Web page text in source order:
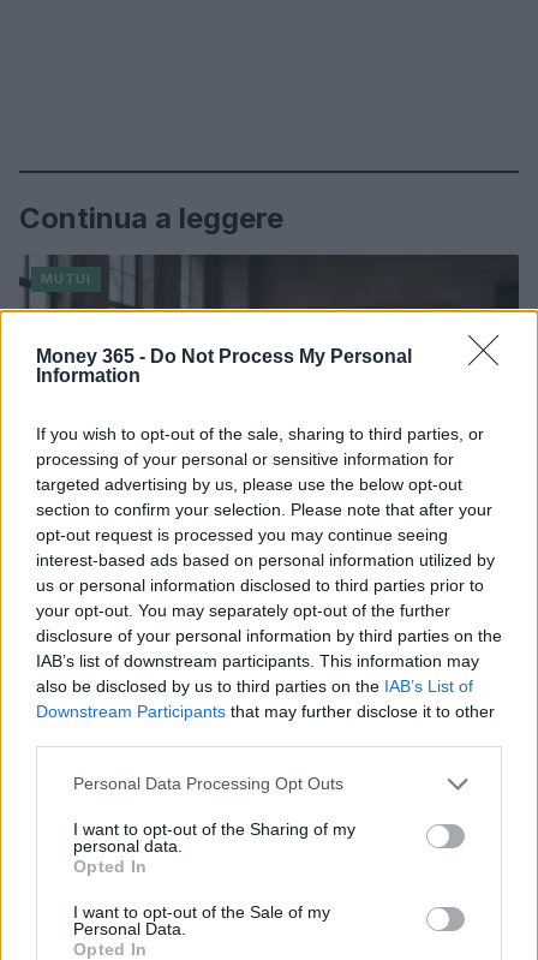
Money 365 - Do Not Process My Personal
Information
If you wish to opt-out of the sale, sharing to third parties, or
processing of your personal or sensitive information for
targeted advertising by us, please use the below opt-out
section to confirm your selection. Please note that after your
opt-out request is processed you may continue seeing
interest-based ads based on personal information utilized by
us or personal information disclosed to third parties prior to
your opt-out. You may separately opt-out of the further
disclosure of your personal information by third parties on the
IAB’s list of downstream participants. This information may
also be disclosed by us to third parties on the IAB’s List of
Downstream Participants that may further disclose it to other
Please note that this website/app uses one or more Google
not limited to your visit or usage behaviour. You may click to
grant or deny consent to Google and its third-party tags to
use your data for below specified purposes in below Google
consent section.
Personal Data Processing Opt Outs
I want to opt-out of the Sharing of my
personal data.
Opted In
I want to opt-out of the Sale of my
Personal Data.
Opted In
Continua a leggere
MUTUI
Mutui a tasso variabile: vantaggi e rischi nell’agosto
2026
Edoardo Vitali · 7 Ago 2026
MUTUI